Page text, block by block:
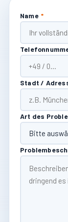
Name *
Stadt /
Art des